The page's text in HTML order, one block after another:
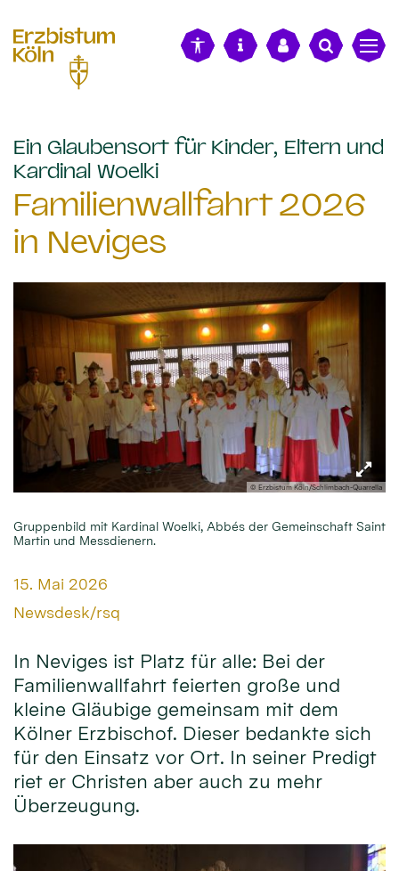
Ein Glaubensort für Kinder, Eltern und
Kardinal Woelki:
Familienwallfahrt 2026
in Neviges
© Erzbistum Köln/Schlimbach-Quarrella
Gruppenbild mit Kardinal Woelki, Abbés der Gemeinschaft Saint
Martin und Messdienern.
Datum:
15. Mai 2026
Von:
Newsdesk/rsq
In Neviges ist Platz für alle: Bei der
Familienwallfahrt feierten große und
kleine Gläubige gemeinsam mit dem
Kölner Erzbischof. Dieser bedankte sich
für den Einsatz vor Ort. In seiner Predigt
riet er Christen aber auch zu mehr
Überzeugung.